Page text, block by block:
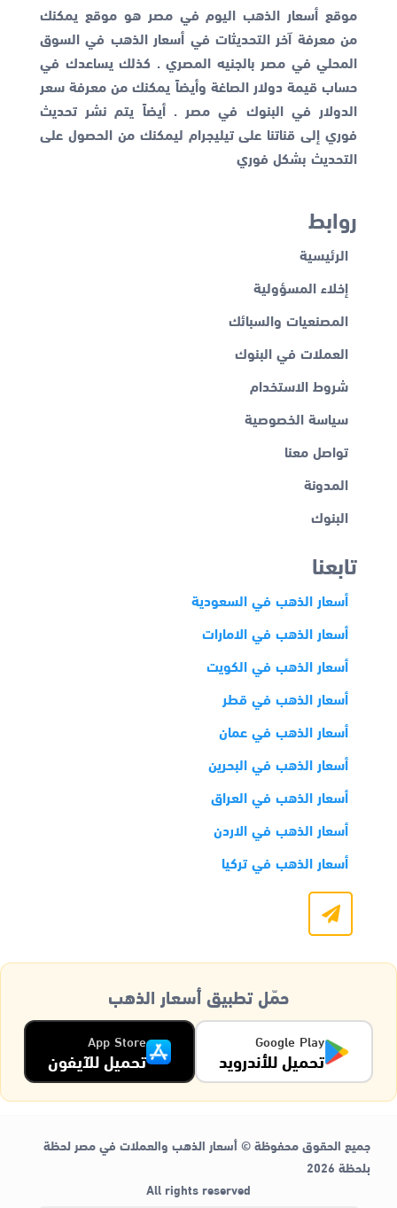
موقع أسعار الذهب اليوم في مصر هو موقع يمكنك
من معرفة آخر التحديثات في أسعار الذهب في السوق
المحلي في مصر بالجنيه المصري . كذلك يساعدك في
حساب قيمة دولار الصاغة وأيضاً يمكنك من معرفة سعر
الدولار في البنوك في مصر . أيضاً يتم نشر تحديث
فوري إلى قناتنا على تيليجرام ليمكنك من الحصول على
التحديث بشكل فوري
روابط
الرئيسية
إخلاء المسؤولية
المصنعيات والسبائك
العملات في البنوك
شروط الاستخدام
سياسة الخصوصية
تواصل معنا
المدونة
البنوك
تابعنا
أسعار الذهب في السعودية
أسعار الذهب في الامارات
أسعار الذهب في الكويت
أسعار الذهب في قطر
أسعار الذهب في عمان
أسعار الذهب في البحرين
أسعار الذهب في العراق
أسعار الذهب في الاردن
أسعار الذهب في تركيا
حمّل تطبيق أسعار الذهب
Google Play
تحميل للأندرويد
App Store
تحميل للآيفون
جميع الحقوق محفوظة © أسعار الذهب والعملات في مصر لحظة
بلحظة 2026
All rights reserved